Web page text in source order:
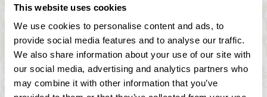
This website uses cookies
We use cookies to personalise content and ads, to
provide social media features and to analyse our traffic.
We also share information about your use of our site with
our social media, advertising and analytics partners who
may combine it with other information that you’ve
Senior
27.00